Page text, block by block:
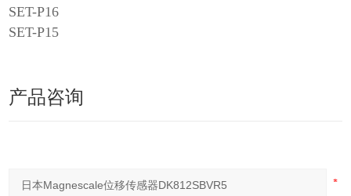
SET-P16
SET-P15
产品咨询